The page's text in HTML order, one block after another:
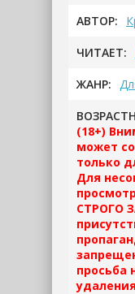
АВТОР:
ЧИТАЕТ:
ЖАНР:
(18+)
может
только
Для
СТРОГО
просьба